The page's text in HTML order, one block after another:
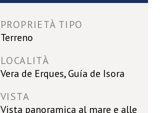
PROPRIETÀ TIPO
Terreno
LOCALITÀ
Vera de Erques, Guía de Isora
VISTA
Vista panoramica al mare e alle